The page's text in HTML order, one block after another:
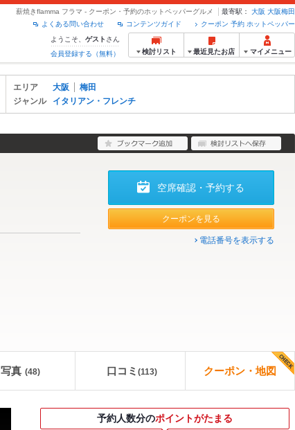
薪焼きflamma フラマ - クーポン・予約のホットペッパーグルメ 最寄駅： 大阪 大阪梅田
クーポン 予約 ホットペッパー
コンテンツガイド
よくある問い合わせ
ようこそ、 ゲスト さん
会員登録する（無料）
検討リスト 最近見たお店 マイメニュー
エリア 大阪
梅田
ジャンル
イタリアン・フレンチ
空席確認・予約する
クーポンを見る
電話番号を表示する
写真 (48) 口コミ (113) クーポン・地図
予約人数分のポイントがたまる